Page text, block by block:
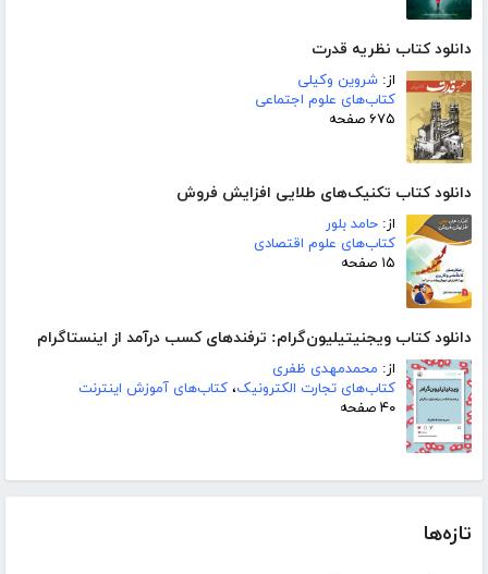
دانلود کتاب نظریه‌ قدرت
از: شروین وکیلی
کتاب‌های علوم اجتماعی
۶۷۵ صفحه
دانلود کتاب تکنیک‌های طلایی افزایش فروش
از: حامد بلور
کتاب‌های علوم اقتصادی
۱۵ صفحه
دانلود کتاب ویجنیتیلیون‌گرام: ترفندهای کسب درآمد از اینستاگرام
از: محمدمهدی ظفری
کتاب‌های تجارت الکترونیک، کتاب‌های آموزش اینترنت
۴۰ صفحه
تازه‌ها